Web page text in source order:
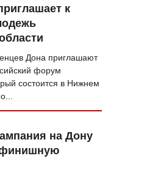
ВОПРОС НЕДЕЛИ
ТАМ И ТУТ
СТИЛЬ ЖИЗНИ
КУЛЬТ ЕДЫ
к
Дона приглашают
форум
состоится в Нижнем
на Дону